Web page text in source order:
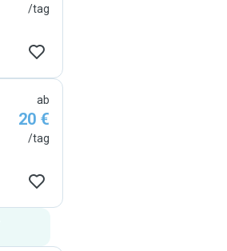
/tag
ab
20 €
/tag